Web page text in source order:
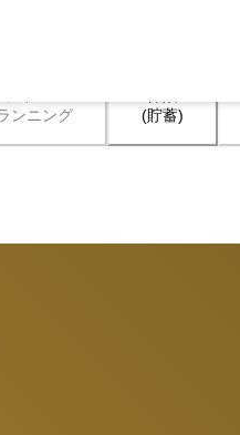
ンニング
(貯蓄)